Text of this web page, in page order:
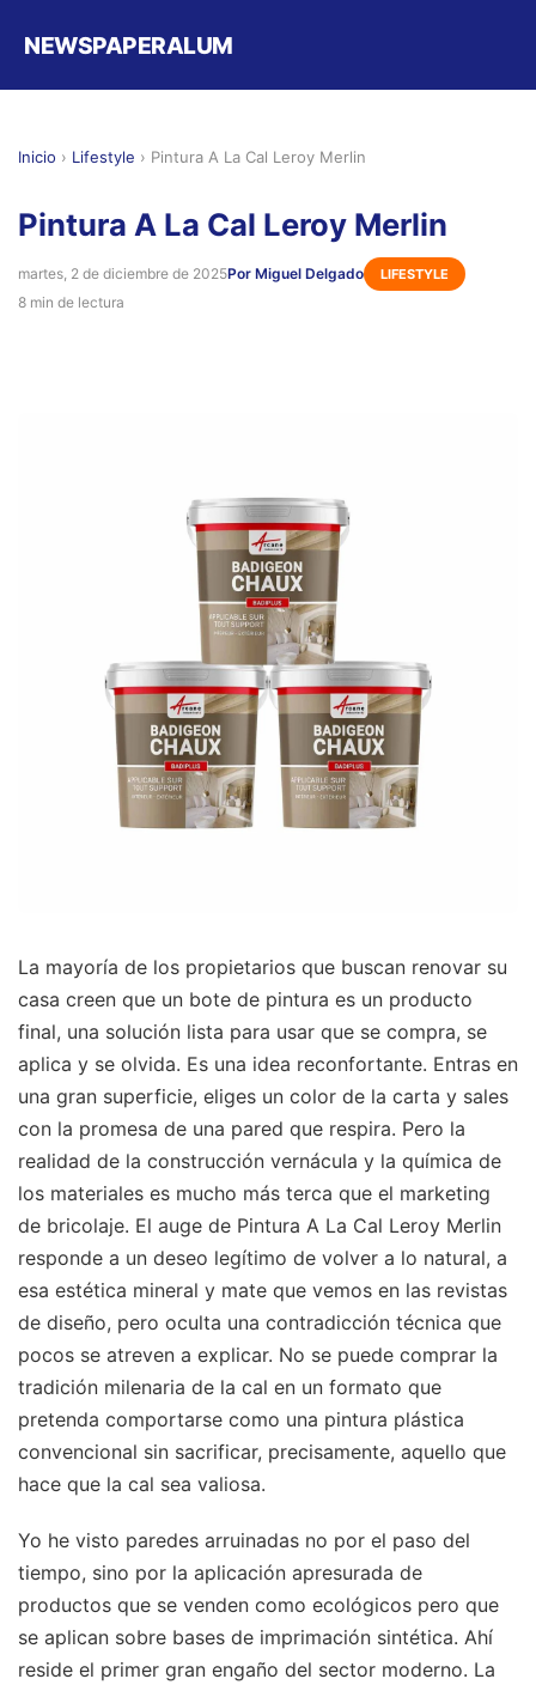
NEWSPAPERALUM
Inicio › Lifestyle › Pintura A La Cal Leroy Merlin
Pintura A La Cal Leroy Merlin
martes, 2 de diciembre de 2025Por Miguel Delgado LIFESTYLE
8 min de lectura
La mayoría de los propietarios que buscan renovar su
casa creen que un bote de pintura es un producto
final, una solución lista para usar que se compra, se
aplica y se olvida. Es una idea reconfortante. Entras en
una gran superficie, eliges un color de la carta y sales
con la promesa de una pared que respira. Pero la
realidad de la construcción vernácula y la química de
los materiales es mucho más terca que el marketing
de bricolaje. El auge de Pintura A La Cal Leroy Merlin
responde a un deseo legítimo de volver a lo natural, a
esa estética mineral y mate que vemos en las revistas
de diseño, pero oculta una contradicción técnica que
pocos se atreven a explicar. No se puede comprar la
tradición milenaria de la cal en un formato que
pretenda comportarse como una pintura plástica
convencional sin sacrificar, precisamente, aquello que
hace que la cal sea valiosa.
Yo he visto paredes arruinadas no por el paso del
tiempo, sino por la aplicación apresurada de
productos que se venden como ecológicos pero que
se aplican sobre bases de imprimación sintética. Ahí
reside el primer gran engaño del sector moderno. La